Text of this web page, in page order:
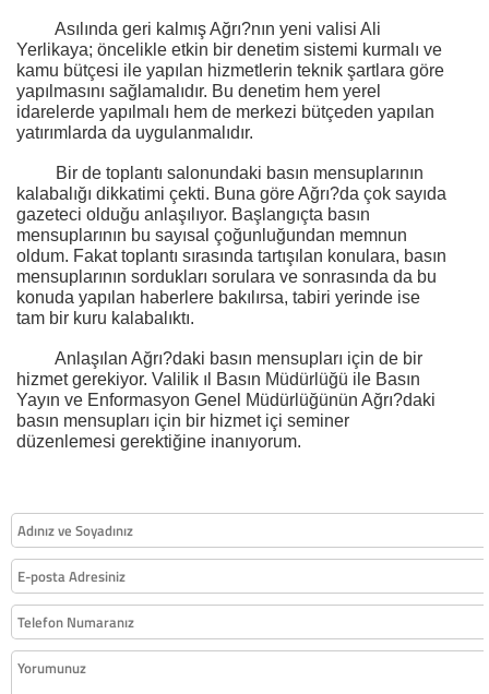
Asılında geri kalmış Ağrı?nın yeni valisi Ali
Yerlikaya; öncelikle etkin bir denetim sistemi kurmalı ve
kamu bütçesi ile yapılan hizmetlerin teknik şartlara göre
yapılmasını sağlamalıdır. Bu denetim hem yerel
idarelerde yapılmalı hem de merkezi bütçeden yapılan
yatırımlarda da uygulanmalıdır.
Bir de toplantı salonundaki basın mensuplarının
kalabalığı dikkatimi çekti. Buna göre Ağrı?da çok sayıda
gazeteci olduğu anlaşılıyor. Başlangıçta basın
mensuplarının bu sayısal çoğunluğundan memnun
oldum. Fakat toplantı sırasında tartışılan konulara, basın
mensuplarının sordukları sorulara ve sonrasında da bu
konuda yapılan haberlere bakılırsa, tabiri yerinde ise
tam bir kuru kalabalıktı.
Anlaşılan Ağrı?daki basın mensupları için de bir
hizmet gerekiyor. Valilik ıl Basın Müdürlüğü ile Basın
Yayın ve Enformasyon Genel Müdürlüğünün Ağrı?daki
basın mensupları için bir hizmet içi seminer
düzenlemesi gerektiğine inanıyorum.